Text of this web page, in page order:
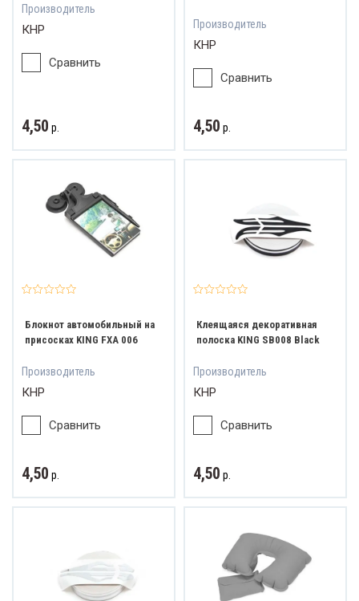
Производитель
КНР
Сравнить
4,50 р.
Производитель
КНР
Сравнить
4,50 р.
Блокнот автомобильный на
присосках KING FXA 006
Производитель
КНР
Сравнить
4,50 р.
Клеящаяся декоративная
полоска KING SB008 Black
Производитель
КНР
Сравнить
4,50 р.